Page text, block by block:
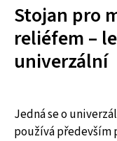
Stojan pro
reliéfem –
univerzální
Jedná se o
používá především